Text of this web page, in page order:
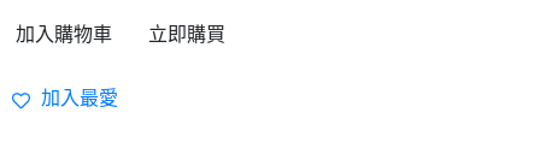
加入購物車 立即購買
加入最愛